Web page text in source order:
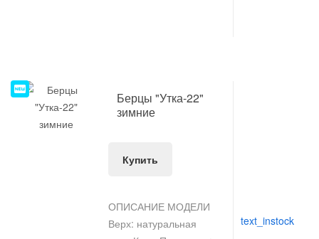
НОВИНКА
Берцы "Утка-22"
зимние
Купить
ОПИСАНИЕ МОДЕЛИ
Верх: натуральная
text_instock